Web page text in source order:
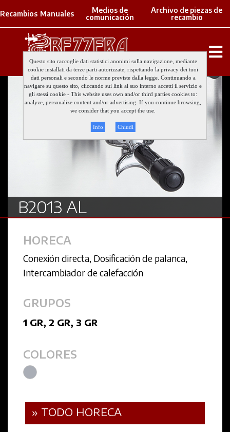
Archivo de piezas de
recambio
Medios de
comunicación
Manuales
Recambios
Questo sito raccoglie dati statistici anonimi sulla navigazione, mediante
cookie installati da terze parti autorizzate, rispettando la privacy dei tuoi
dati personali e secondo le norme previste dalla legge. Continuando a
navigare su questo sito, cliccando sui link al suo interno accetti il servizio e
gli stessi cookie - This website uses own and/or third parties cookies to:
analyze, personalize content and/or advertising. If you continue browsing,
we consider that you accept the use.
Info Chiudi
B2013 AL
HORECA
Conexión directa, Dosificación de palanca,
Intercambiador de calefacción
GRUPOS
1 GR, 2 GR, 3 GR
COLORES
» TODO HORECA